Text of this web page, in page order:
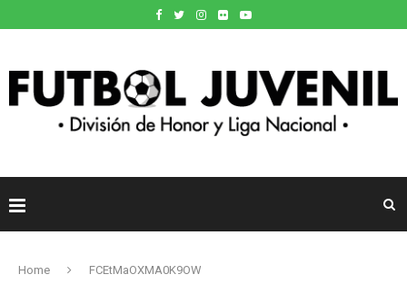
Home FCEtMaOXMA0K9OW